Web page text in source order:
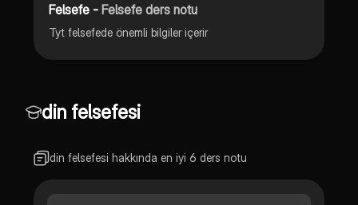
Felsefe -Felsefe ders notu
Tyt felsefede önemli bilgiler içerir
din felsefesi
din felsefesi hakkında en iyi 6 ders notu